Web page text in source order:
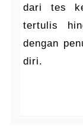
dari tes
tertulis
dengan
diri.